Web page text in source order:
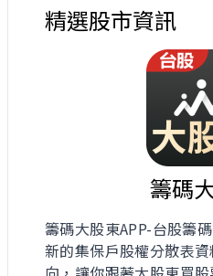
精選股市資訊
籌碼
籌碼大股東APP-台股籌
新的集保戶股權分散表